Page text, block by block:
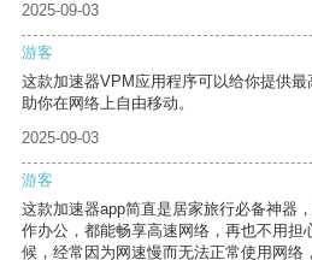
2025-09-03
游客
这款加速器VPM应用程序可以给你提供
助你在网络上自由移动。
2025-09-03
游客
这款加速器app简直是居家旅行必备神器
作办公，都能畅享高速网络，再也不用担
候，经常因为网速慢而无法正常使用网络